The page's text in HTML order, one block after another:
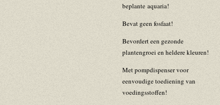
beplante aquaria!
Bevat geen fosfaat!
Bevordert een gezonde
plantengroei en heldere kleuren!
Met pompdispenser voor
eenvoudige toediening van
voedingsstoffen!